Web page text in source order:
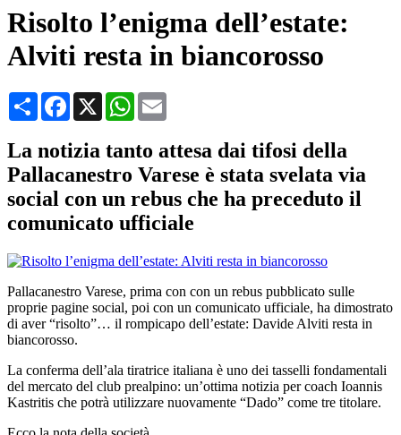
Risolto l’enigma dell’estate:
Alviti resta in biancorosso
CondividiFacebook
X WhatsApp
La notizia tanto attesa dai tifosi della
Pallacanestro Varese è stata svelata via
social con un rebus che ha preceduto il
comunicato ufficiale
Pallacanestro Varese, prima con con un rebus pubblicato sulle
proprie pagine social, poi con un comunicato ufficiale, ha dimostrato
di aver “risolto”… il rompicapo dell’estate: Davide Alviti resta in
biancorosso.
La conferma dell’ala tiratrice italiana è uno dei tasselli fondamentali
del mercato del club prealpino: un’ottima notizia per coach Ioannis
Kastritis che potrà utilizzare nuovamente “Dado” come tre titolare.